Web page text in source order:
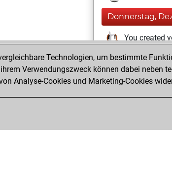
Donnerstag,
You created
Samstag,
You created
Technologien, um bestimmte
Verwendungszweck können dabei neben
Analyse-Cookies und Marketing-Cookies